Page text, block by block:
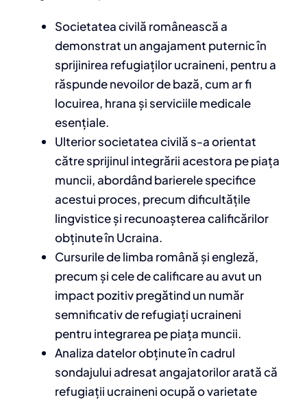
Societatea civilă românească a
demonstrat un angajament puternic în
sprijinirea refugiaților ucraineni, pentru a
răspunde nevoilor de bază, cum ar fi
locuirea, hrana și serviciile medicale
esențiale.
Ulterior societatea civilă s-a orientat
către sprijinul integrării acestora pe piața
muncii, abordând barierele specifice
acestui proces, precum dificultățile
lingvistice și recunoașterea calificărilor
obținute în Ucraina.
Cursurile de limba română și engleză,
precum și cele de calificare au avut un
impact pozitiv pregătind un număr
semnificativ de refugiați ucraineni
pentru integrarea pe piața muncii.
Analiza datelor obținute în cadrul
sondajului adresat angajatorilor arată că
refugiații ucraineni ocupă o varietate